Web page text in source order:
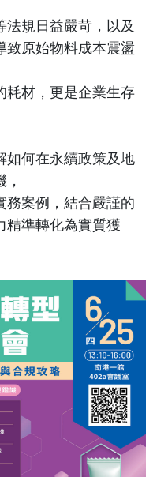
法規日益嚴苛，以及
致原始物料成本震盪
耗材，更是企業生存
如何在永續政策及地
務案例，結合嚴謹的
精準轉化為實質獲